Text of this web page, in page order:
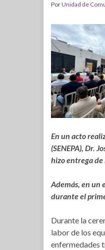
PorUnidad de
En un acto
(SENEPA), Dr.
hizo entrega de
Además, en un
durante el
Durante la
labor de los
enfermedades